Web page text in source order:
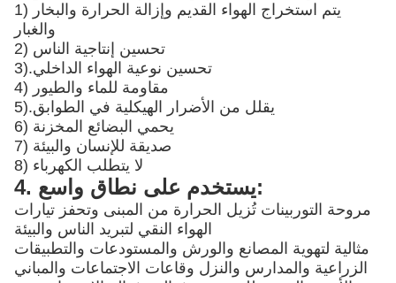
1) يتم استخراج الهواء القديم وإزالة الحرارة والبخار
والغبار
2) تحسين إنتاجية الناس
3).تحسين نوعية الهواء الداخلي
4) مقاومة للماء والطيور
5).يقلل من الأضرار الهيكلية في الطوابق
6) يحمي البضائع المخزنة
7) صديقة للإنسان والبيئة
8) لا يتطلب الكهرباء
4. يستخدم على نطاق واسع:
مروحة التوربينات تُزيل الحرارة من المبنى وتحفز تيارات
الهواء النقي لتبريد الناس والبيئة
مثالية لتهوية المصانع والورش والمستودعات والتطبيقات
الزراعية والمدارس والنزل وقاعات الاجتماعات والمباني